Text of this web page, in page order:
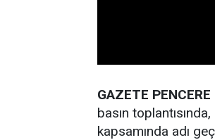
GAZETE PENCERE
basın
kapsamında adı